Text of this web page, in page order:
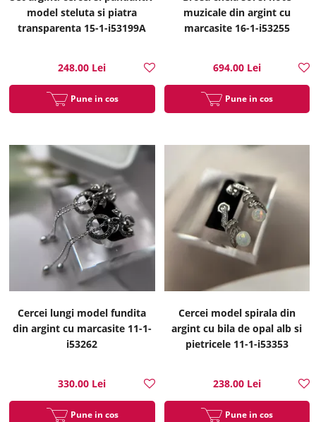
model steluta si piatra
transparenta 15-1-i53199A
248.00 Lei
Pune in cos
muzicale din argint cu
marcasite 16-1-i53255
694.00 Lei
Pune in cos
Cercei lungi model fundita
din argint cu marcasite 11-1-
i53262
330.00 Lei
Pune in cos
Cercei model spirala din
argint cu bila de opal alb si
pietricele 11-1-i53353
238.00 Lei
Pune in cos